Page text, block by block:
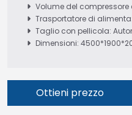
Volume del compressore
Trasportatore di
Taglio con pellicola:
Dimensioni:
Ottieni prezzo